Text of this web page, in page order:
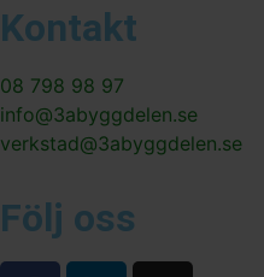
Kontakt
08 798 98 97
info@3abyggdelen.se
verkstad@3abyggdelen.se
Följ oss